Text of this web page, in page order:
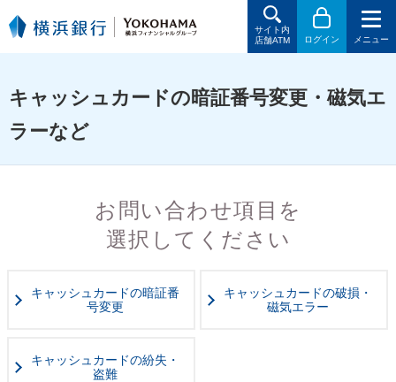
サイト内
店舗ATM
ログイン メニュー
キャッシュカードの暗証番号変更・磁気エ
ラーなど
お問い合わせ項目を
選択してください
キャッシュカードの暗証番
号変更
キャッシュカードの破損・
磁気エラー
キャッシュカードの紛失・
盗難